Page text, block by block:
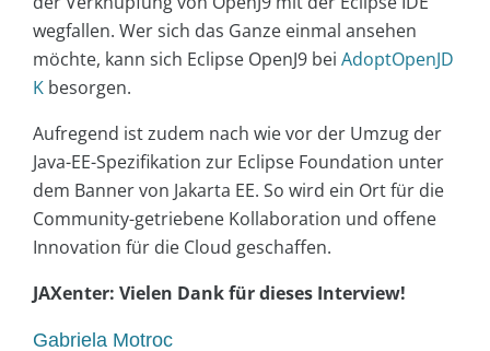
wegfallen. Wer sich das Ganze einmal ansehen
möchte, kann sich Eclipse OpenJ9 bei AdoptOpenJD
K besorgen.
Aufregend ist zudem nach wie vor der Umzug der
Java-EE-Spezifikation zur Eclipse Foundation unter
dem Banner von Jakarta EE. So wird ein Ort für die
Community-getriebene Kollaboration und offene
Innovation für die Cloud geschaffen.
JAXenter: Vielen Dank für dieses Interview!
Gabriela Motroc